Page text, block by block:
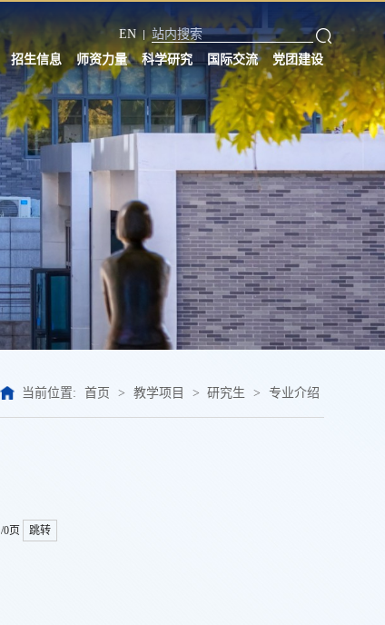
EN
招生信息 师资力量 科学研究 国际交流 党团建设
当前位置: 首页 > 教学项目 > 研究生 > 专业介绍
/0页 跳转